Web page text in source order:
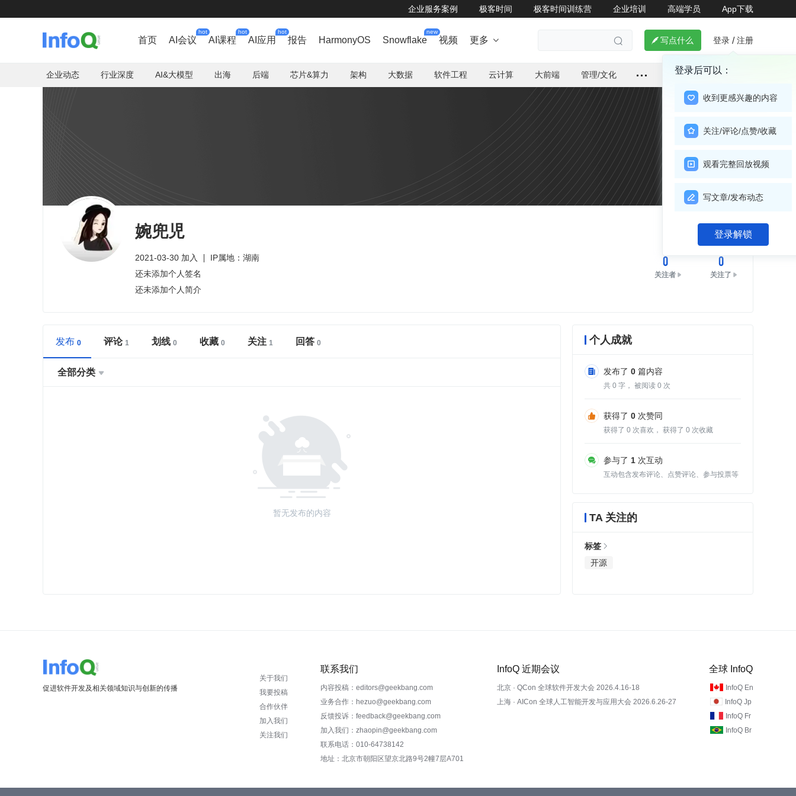
企业服务案例 极客时间 极客时间训练营 企业培训 高端学员 App下载
首页 AI会议
hot
AI课程
hot
AI应用
hot
报告 HarmonyOS Snowflake
new
视频 更多    写点什么 登录 / 注册
登录后可以：
收到更感兴趣的内容
关注/评论/点赞/收藏
观看完整回放视频
写文章/发布动态
登录解锁
企业动态 行业深度 AI&大模型 出海 后端 芯片&算力 架构 大数据 软件工程 云计算 大前端 管理/文化
婉兜児
2021-03-30 加入
IP属地：湖南
还未添加个人签名
还未添加个人简介
关注
0
关注者
0
关注了
发布 评论 划线 收藏 关注 回答
全部分类 
暂无发布的内容
个人成就
发布了 0 篇内容
共 0 字， 被阅读 0 次
获得了 0 次赞同
获得了 0 次喜欢， 获得了 0 次收藏
参与了 1 次互动
互动包含发布评论、点赞评论、参与投票等
TA 关注的
标签
开源
促进软件开发及相关领域知识与创新的传播
关于我们
我要投稿
合作伙伴
加入我们
关注我们
联系我们
内容投稿：editors@geekbang.com
业务合作：hezuo@geekbang.com
反馈投诉：feedback@geekbang.com
加入我们：zhaopin@geekbang.com
联系电话：010-64738142
地址：北京市朝阳区望京北路9号2幢7层A701
InfoQ 近期会议
北京 · QCon 全球软件开发大会 2026.4.16-18
上海 · AICon 全球人工智能开发与应用大会 2026.6.26-27
全球 InfoQ
InfoQ En
InfoQ Jp
InfoQ Fr
InfoQ Br